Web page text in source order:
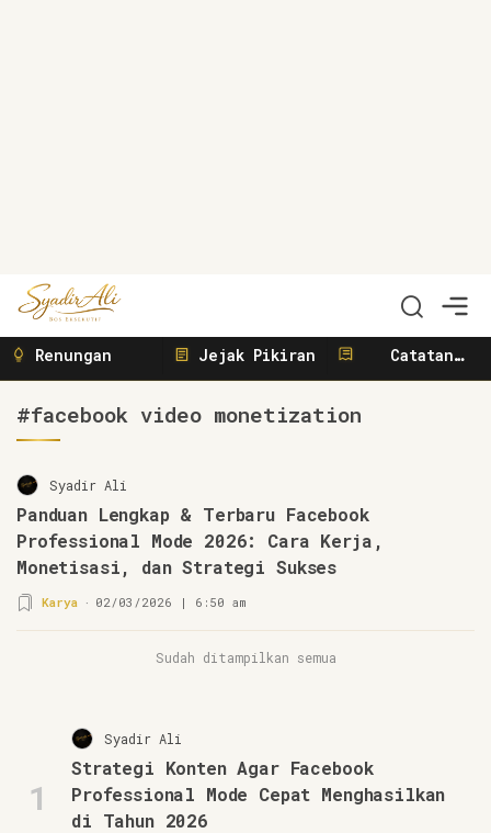
Syadir Ali
Menulis, Berbisnis, Meliput, Menggerakkan
Renungan Jejak Pikiran
Catatan
#facebook video monetization
Syadir Ali
Panduan Lengkap & Terbaru Facebook
Professional Mode 2026: Cara Kerja,
Monetisasi, dan Strategi Sukses
Karya 02/03/2026 | 6:50 am
Sudah ditampilkan semua
1
Syadir Ali
Strategi Konten Agar Facebook
Professional Mode Cepat Menghasilkan
di Tahun 2026